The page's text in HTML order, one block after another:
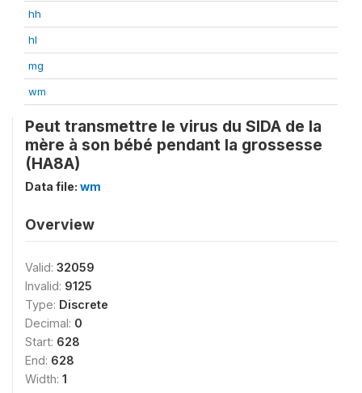
hh
hl
mg
wm
Peut transmettre le virus du SIDA de la
mère à son bébé pendant la grossesse
(HA8A)
Data file: wm
Overview
Valid: 32059
Invalid: 9125
Type: Discrete
Decimal: 0
Start: 628
End: 628
Width: 1